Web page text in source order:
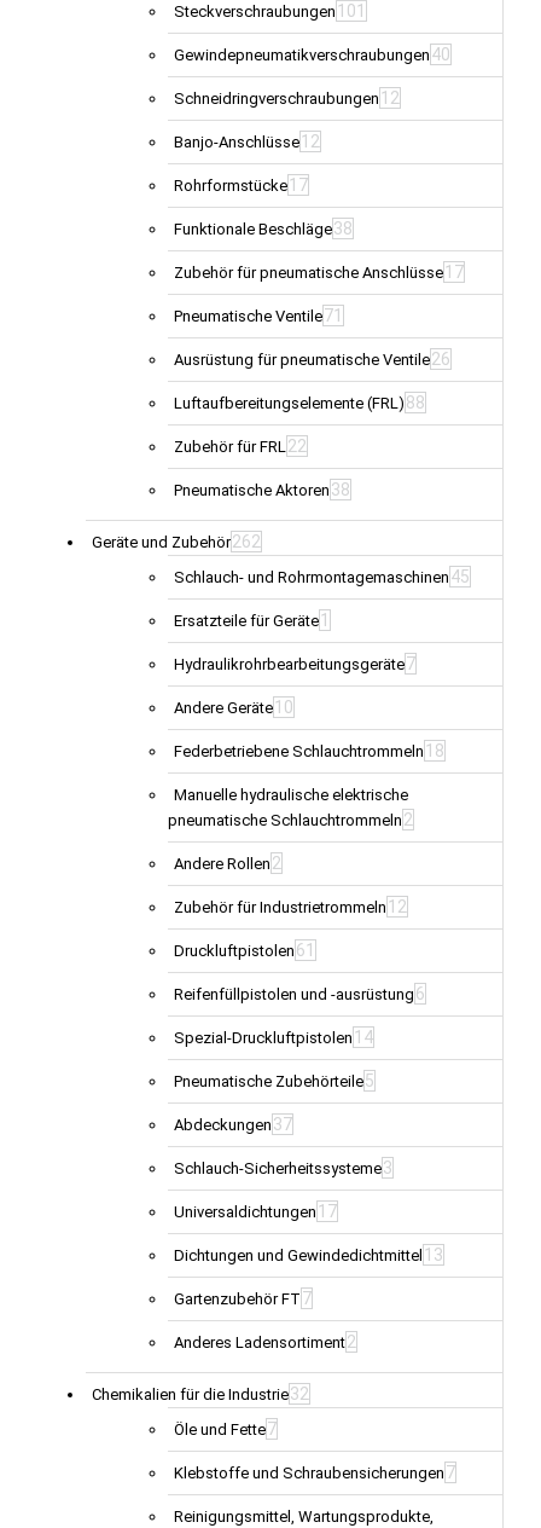
Steckverschraubungen 101
Gewindepneumatikverschraubungen 40
Schneidringverschraubungen 12
Banjo-Anschlüsse 12
Rohrformstücke 17
Funktionale Beschläge38
Zubehör für pneumatische Anschlüsse 17
Pneumatische Ventile71
Ausrüstung für pneumatische Ventile26
Luftaufbereitungselemente (FRL) 88
Zubehör für FRL22
Pneumatische Aktoren 38
Geräte und Zubehör262
Schlauch- und Rohrmontagemaschinen 45
Ersatzteile für Geräte 1
Hydraulikrohrbearbeitungsgeräte7
Andere Geräte 10
Federbetriebene Schlauchtrommeln 18
Manuelle hydraulische elektrische
pneumatische Schlauchtrommeln 2
Andere Rollen 2
Zubehör für Industrietrommeln 12
Druckluftpistolen 61
Reifenfüllpistolen und -ausrüstung 6
Spezial-Druckluftpistolen 14
Pneumatische Zubehörteile5
Abdeckungen 37
Schlauch-Sicherheitssysteme3
Universaldichtungen 17
Dichtungen und Gewindedichtmittel 13
Gartenzubehör FT 7
Anderes Ladensortiment2
Chemikalien für die Industrie32
Öle und Fette7
Klebstoffe und Schraubensicherungen 7
Reinigungsmittel, Wartungsprodukte,